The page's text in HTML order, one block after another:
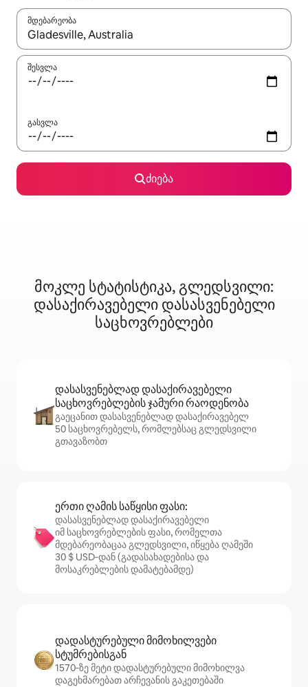
მდებარეობა
როცა შედეგები ხელმისაწვდომი გახდება, ნავიგაციისთვის
შესვლა
გასვლა
ძიება
მოკლე სტატისტიკა, გლედსვილი:
დასაქირავებელი დასასვენებელი
საცხოვრებლები
დასასვენებლად დასაქირავებელი
საცხოვრებლების ჯამური რაოდენობა
გაეცანით დასასვენებლად დასაქირავებელ
50 საცხოვრებელს, რომლებსაც გლედსვილი
გთავაზობთ
ერთი ღამის საწყისი ფასი:
დასასვენებლად დასაქირავებელი
იმ საცხოვრებლების ფასი, რომელთა
მდებარეობაცაა გლედსვილი, იწყება ღამეში
30 $ USD‑დან (გადასახადებისა და
მოსაკრებლების დამატებამდე)
დადასტურებული მიმოხილვები
სტუმრებისგან
1570‑ზე მეტი დადასტურებული მიმოხილვა
დაგეხმარებათ არჩევანის გაკეთებაში